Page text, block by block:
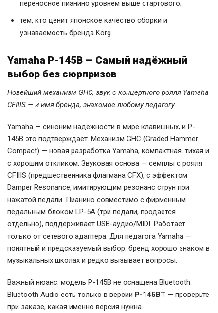
переносное пианино уровнем выше стартового;
тем, кто ценит японское качество сборки и
узнаваемость бренда Korg.
Yamaha P-145B — Самый надёжный
выбор без сюрпризов
Новейший механизм GHC, звук с концертного рояля Yamaha
CFIIIS — и имя бренда, знакомое любому педагогу.
Yamaha — синоним надёжности в мире клавишных, и P-
145B это подтверждает. Механизм GHC (Graded Hammer
Compact) — новая разработка Yamaha, компактная, тихая и
с хорошим откликом. Звуковая основа — семплы с рояля
CFIIIS (предшественника флагмана CFX), с эффектом
Damper Resonance, имитирующим резонанс струн при
нажатой педали. Пианино совместимо с фирменным
педальным блоком LP-5A (три педали, продаётся
отдельно), поддерживает USB-аудио/MIDI. Работает
только от сетевого адаптера. Для педагога Yamaha —
понятный и предсказуемый выбор: бренд хорошо знаком в
музыкальных школах и редко вызывает вопросы.
Важный нюанс: модель P-145B не оснащена Bluetooth.
Bluetooth Audio есть только в версии P-145BT — проверьте
при заказе, какая именно версия нужна.